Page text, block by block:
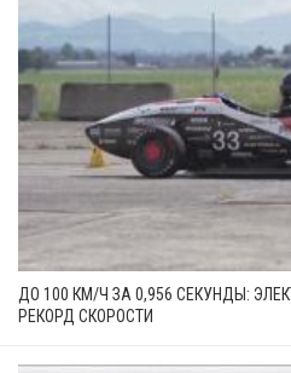
ДО 100 КМ/Ч ЗА 0,956 СЕКУНДЫ:
РЕКОРД СКОРОСТИ